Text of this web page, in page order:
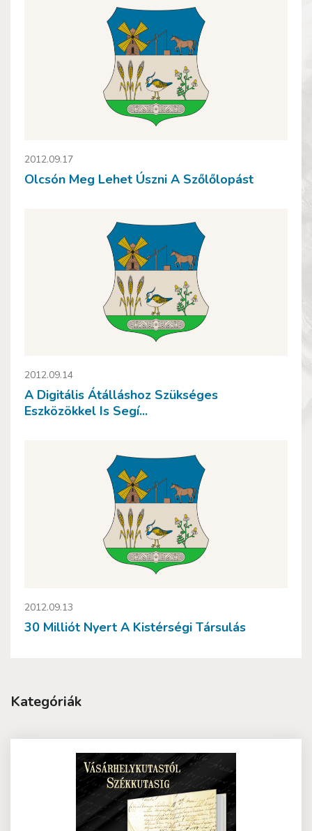
2012.09.17
Olcsón Meg Lehet Úszni A Szőlőlopást
2012.09.14
A Digitális Átálláshoz Szükséges
Eszközökkel Is Segí...
2012.09.13
30 Milliót Nyert A Kistérségi Társulás
Kategóriák